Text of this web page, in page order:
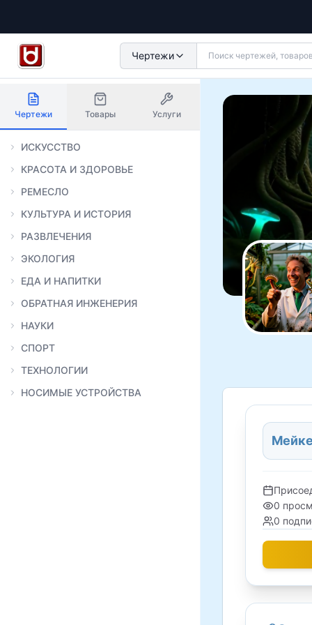
Чертежи
Чертежи Товары Услуги
ИСКУССТВО
КРАСОТА И ЗДОРОВЬЕ
РЕМЕСЛО
КУЛЬТУРА И ИСТОРИЯ
РАЗВЛЕЧЕНИЯ
ЭКОЛОГИЯ
ЕДА И НАПИТКИ
ОБРАТНАЯ ИНЖЕНЕРИЯ
НАУКИ
СПОРТ
ТЕХНОЛОГИИ
НОСИМЫЕ УСТРОЙСТВА
0
0